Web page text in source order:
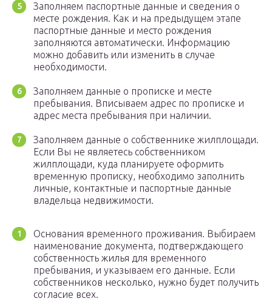
Заполняем паспортные данные и сведения о
месте рождения. Как и на предыдущем этапе
паспортные данные и место рождения
заполняются автоматически. Информацию
можно добавить или изменить в случае
необходимости.
Заполняем данные о прописке и месте
пребывания. Вписываем адрес по прописке и
адрес места пребывания при наличии.
Заполняем данные о собственнике жилплощади.
Если Вы не являетесь собственником
жилплощади, куда планируете оформить
временную прописку, необходимо заполнить
личные, контактные и паспортные данные
владельца недвижимости.
Основания временного проживания. Выбираем
наименование документа, подтверждающего
собственность жилья для временного
пребывания, и указываем его данные. Если
собственников несколько, нужно будет получить
согласие всех.